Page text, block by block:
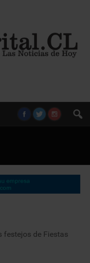
festejos de Fiestas